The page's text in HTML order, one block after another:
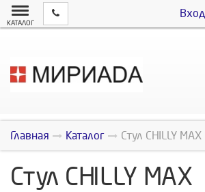
Вход
КАТАЛОГ
Главная Каталог Стул CHILLY MAX
Стул CHILLY MAX